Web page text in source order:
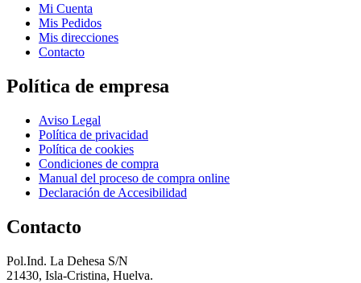
Mi Cuenta
Mis Pedidos
Mis direcciones
Contacto
Política de empresa
Aviso Legal
Política de privacidad
Política de cookies
Condiciones de compra
Manual del proceso de compra online
Declaración de Accesibilidad
Contacto
Pol.Ind. La Dehesa S/N
21430, Isla-Cristina, Huelva.